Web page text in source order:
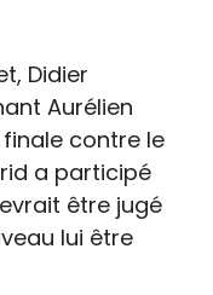
Didier
Aurélien
contre le
a participé
être jugé
lui être